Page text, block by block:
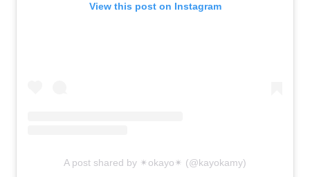
View this post on Instagram
A post shared by ✴︎okayo✴︎ (@kayokamy)